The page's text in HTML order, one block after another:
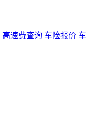
高速费查询 车险报价